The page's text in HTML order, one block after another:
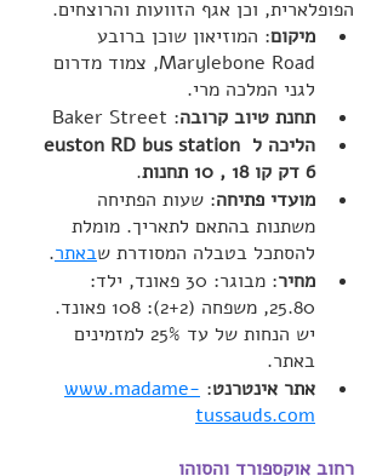
הפופלארית, וכן אגף הזוועות והרוצחים.
מיקום: המוזיאון שוכן ברובע
Marylebone Road, צמוד מדרום
לגני המלכה מרי.
תחנת טיוב קרובה: Baker Street
הליכה ל euston RD bus station
6 דק קו 18 , 10 תחנות
.
מועדי פתיחה: שעות הפתיחה
משתנות בהתאם לתאריך. מומלת
להסתכל בטבלה המסודרת שבאתר.
מחיר
: מבוגר: 30 פאונד, ילד:
25.80, משפחה (2+2): 108 פאונד.
יש הנחות של עד 25% למזמינים
באתר.
אתר אינטרנט:
www.madame-
tussauds.com
רחוב אוקספורד והסוהו